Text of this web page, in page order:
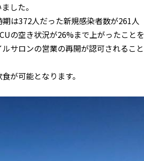
した。
は372人だった新規感染者数が261人
の空き状況が26%まで上がったことを
サロンの営業の再開が認可されること
が可能となります。